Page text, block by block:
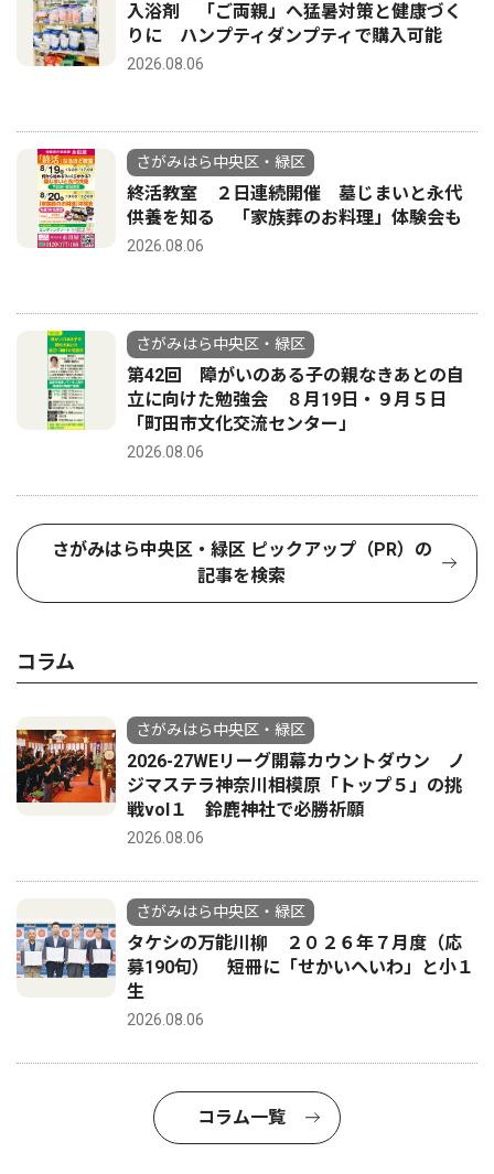
入浴剤 「ご両親」へ猛暑対策と健康づく
りに ハンプティダンプティで購入可能
2026.08.06
さがみはら中央区・緑区
終活教室 ２日連続開催 墓じまいと永代
供養を知る 「家族葬のお料理」体験会も
2026.08.06
さがみはら中央区・緑区
第42回 障がいのある子の親なきあとの自
立に向けた勉強会 ８月19日・９月５日
「町田市文化交流センター」
2026.08.06
さがみはら中央区・緑区 ピックアップ（PR）の
記事を検索
コラム
さがみはら中央区・緑区
2026-27WEリーグ開幕カウントダウン ノ
ジマステラ神奈川相模原「トップ５」の挑
戦vol１ 鈴鹿神社で必勝祈願
2026.08.06
さがみはら中央区・緑区
タケシの万能川柳 ２０２６年７月度（応
募190句） 短冊に「せかいへいわ」と小１
生
2026.08.06
コラム一覧